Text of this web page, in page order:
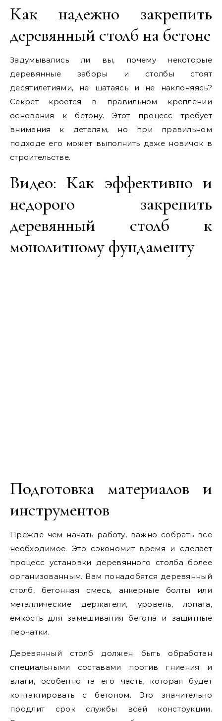
Как надежно закрепить
деревянный столб на бетоне
Задумывались ли вы, почему некоторые
деревянные заборы и столбы стоят
десятилетиями, не шатаясь и не наклоняясь?
Секрет кроется в правильном креплении
основания к бетону. Этот процесс требует
внимания к деталям, но при правильном
подходе его может выполнить даже новичок в
строительстве.
Видео: Как эффективно и
недорого закрепить
деревянный столб к
монолитному фундаменту
Подготовка материалов и
инструментов
Прежде чем начать работу, важно собрать все
необходимое. Это сэкономит время и сделает
процесс установки деревянного столба более
организованным. Вам понадобятся деревянный
столб, бетонная смесь, анкерные болты или
металлические держатели, уровень, лопата,
емкость для замешивания бетона и защитные
перчатки.
Деревянный столб должен быть обработан
специальными составами против гниения и
влаги, особенно та его часть, которая будет
контактировать с бетоном. Это значительно
продлит срок службы всей конструкции.